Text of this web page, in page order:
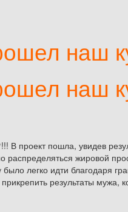
наш
наш
В проект пошла, увидев
жировой
было легко идти
результаты